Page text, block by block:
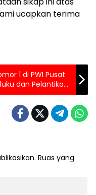
ucapkan terima
1 di PWI Pusat
dan Pelantikan
Ruas yang